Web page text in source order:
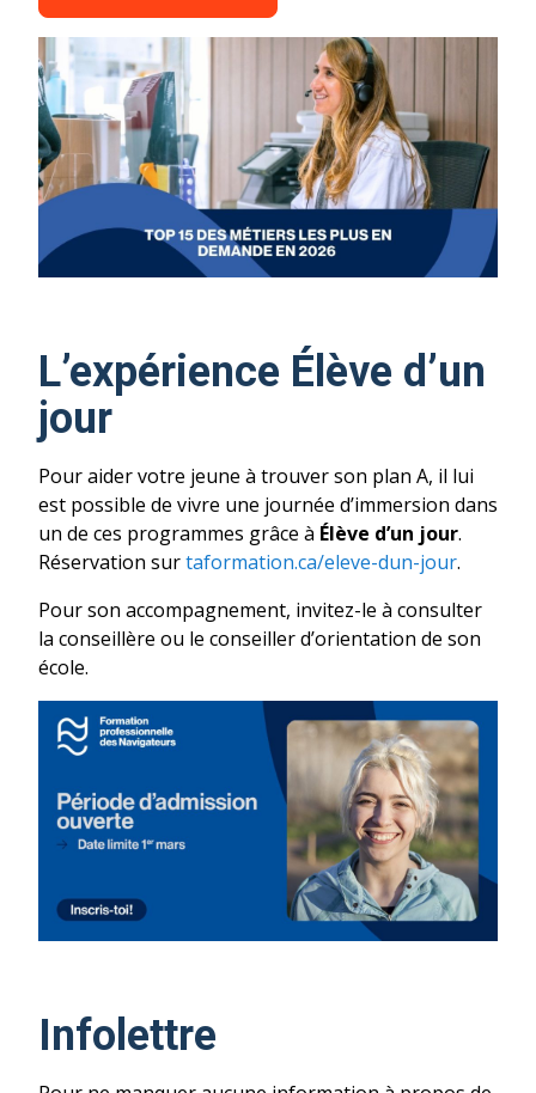
L’expérience Élève d’un
jour
Pour aider votre jeune à trouver son plan A, il lui
est possible de vivre une journée d’immersion dans
un de ces programmes grâce à Élève d’un jour.
Réservation surtaformation.ca/eleve-dun-jour.
Pour son accompagnement, invitez-le à consulter
la conseillère ou le conseiller d’orientation de son
école.
Infolettre